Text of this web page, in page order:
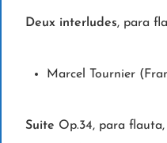
Deux interludes, para
Marcel Tournier
Suite Op.34, para